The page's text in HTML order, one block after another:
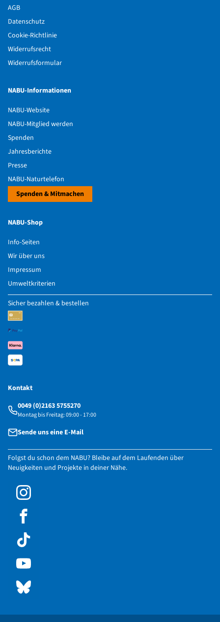
AGB
Datenschutz
Cookie-Richtlinie
Widerrufsrecht
Widerrufsformular
NABU-Informationen
NABU-Website
NABU-Mitglied werden
Spenden
Jahresberichte
Presse
NABU-Naturtelefon
Spenden & Mitmachen
NABU-Shop
Info-Seiten
Wir über uns
Impressum
Umweltkriterien
Sicher bezahlen & bestellen
Kontakt
0049 (0)2163 5755270
Montag bis Freitag: 09:00 - 17:00
Sende uns eine E-Mail
Folgst du schon dem NABU? Bleibe auf dem Laufenden über
Neuigkeiten und Projekte in deiner Nähe.